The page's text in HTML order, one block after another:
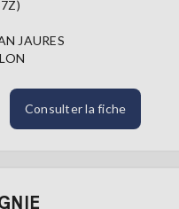
JAURES
Consulter la fiche